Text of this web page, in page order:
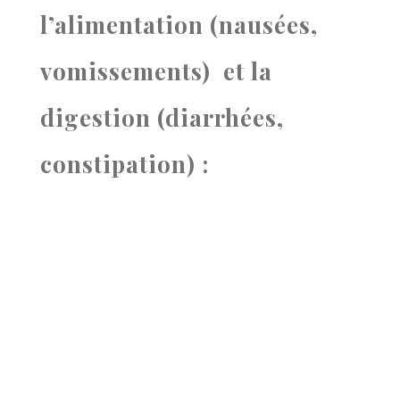
l’alimentation (nausées,
vomissements) et la
digestion (diarrhées,
constipation) :